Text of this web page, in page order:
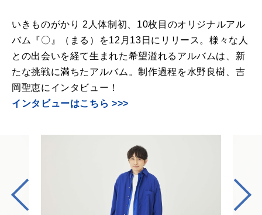
いきものがかり 2人体制初、10枚目のオリジナルアル
バム『〇』（まる）を12月13日にリリース。様々な人
との出会いを経て生まれた希望溢れるアルバムは、新
たな挑戦に満ちたアルバム。制作過程を水野良樹、吉
岡聖恵にインタビュー！
インタビューはこちら >>>